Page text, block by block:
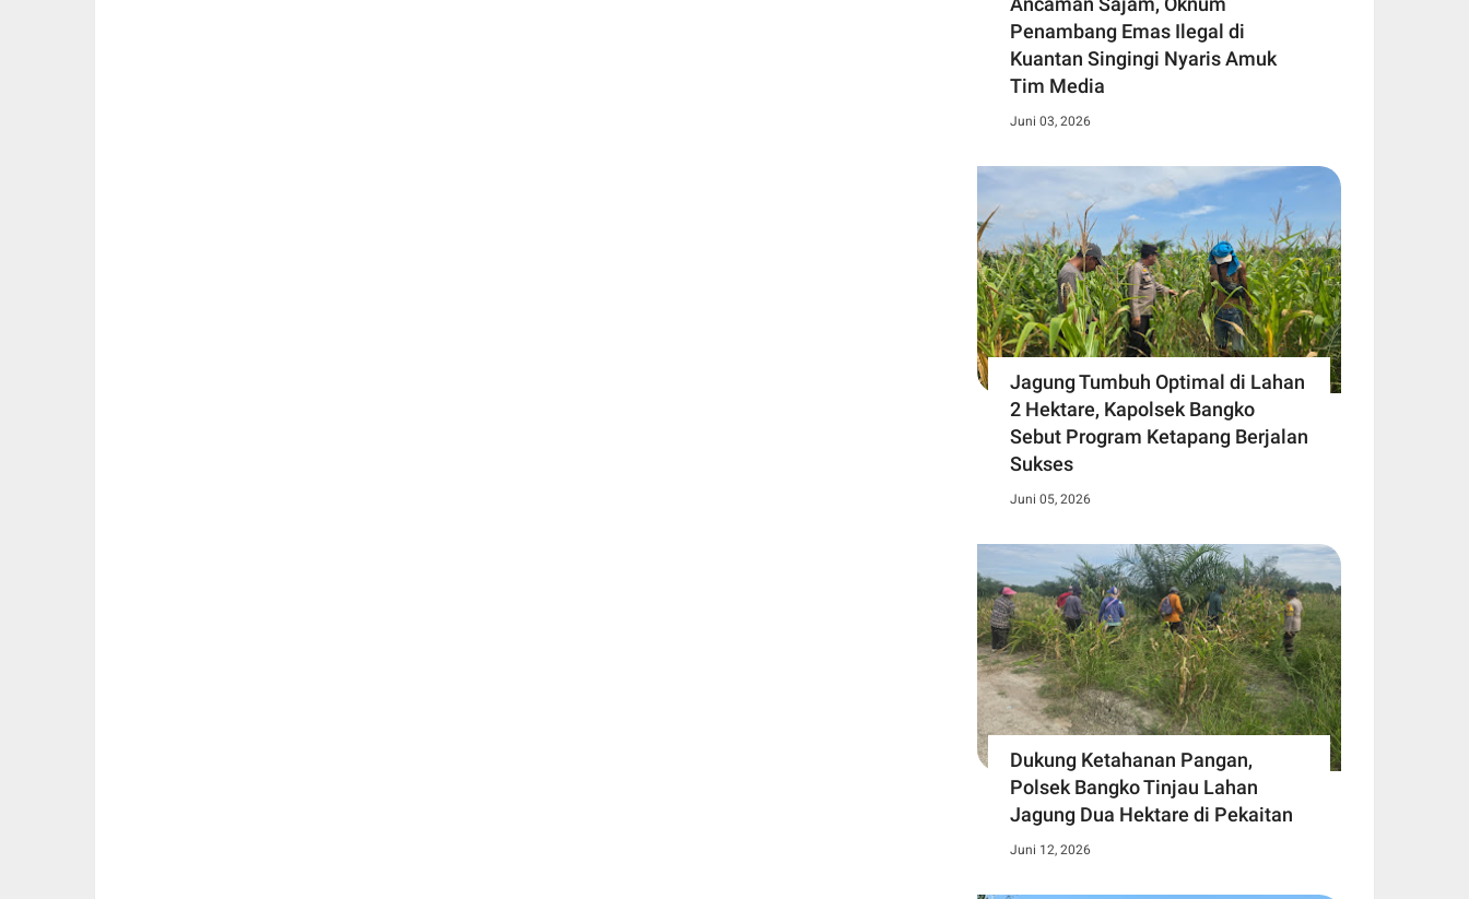
Penambang Emas Ilegal di
Kuantan Singingi Nyaris Amuk
Tim Media
Juni 03, 2026
Jagung Tumbuh Optimal di Lahan
2 Hektare, Kapolsek Bangko
Sebut Program Ketapang Berjalan
Sukses
Juni 05, 2026
Dukung Ketahanan Pangan,
Polsek Bangko Tinjau Lahan
Jagung Dua Hektare di Pekaitan
Juni 12, 2026